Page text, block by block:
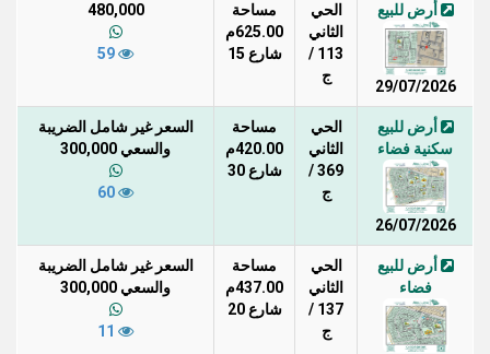
أرض للبيع
29/07/2026
الحي
الثاني
113 /
ج
مساحة
625.00م
شارع 15
480,000
أرض للبيع
سكنية فضاء
26/07/2026
الحي
الثاني
369 /
ج
مساحة
420.00م
شارع 30
السعر غير شامل الضريبة
والسعي 300,000
أرض للبيع
فضاء
الحي
الثاني
137 /
ج
مساحة
437.00م
شارع 20
السعر غير شامل الضريبة
والسعي 300,000